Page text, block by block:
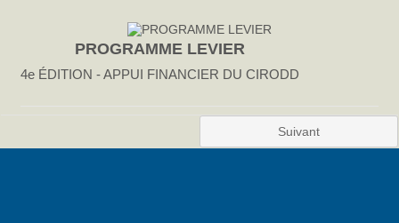
PROGRAMME LEVIER
4e ÉDITION - APPUI FINANCIER DU CIRODD
Suivant